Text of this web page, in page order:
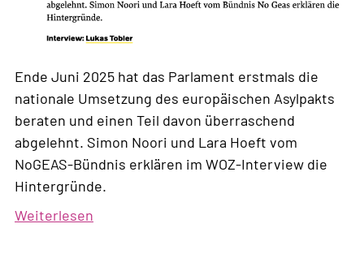
Ende Juni 2025 hat das Parlament erstmals die
nationale Umsetzung des europäischen Asylpakts
beraten und einen Teil davon überraschend
abgelehnt. Simon Noori und Lara Hoeft vom
NoGEAS-Bündnis erklären im WOZ-Interview die
Hintergründe.
Weiterlesen